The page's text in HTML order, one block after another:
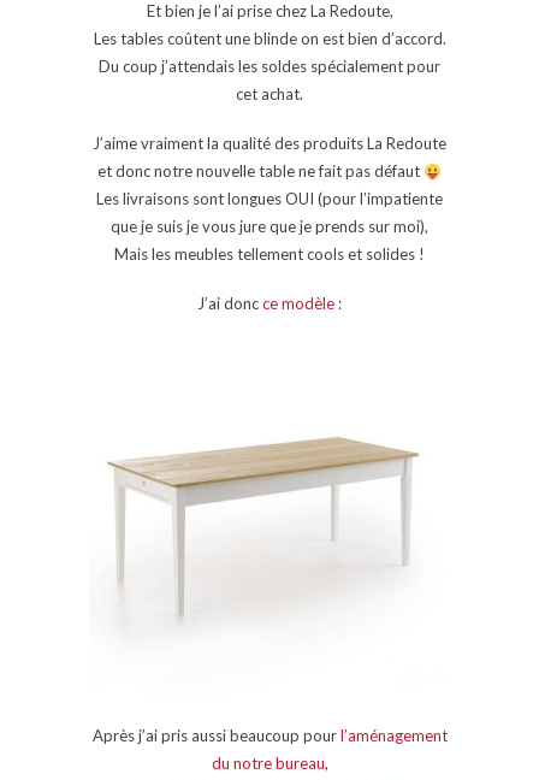
Et bien je l’ai prise chez La Redoute,
Les tables coûtent une blinde on est bien d’accord.
Du coup j’attendais les soldes spécialement pour
cet achat.
J’aime vraiment la qualité des produits La Redoute
et donc notre nouvelle table ne fait pas défaut
Les livraisons sont longues OUI (pour l’impatiente
que je suis je vous jure que je prends sur moi),
Mais les meubles tellement cools et solides !
J’ai doncce modèle :
Après j’ai pris aussi beaucoup pourl’aménagement
du notre bureau,